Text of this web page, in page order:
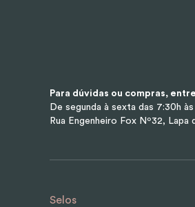
Para dúvidas ou compras,
De segunda à sexta das 7:30h
Rua Engenheiro Fox Nº32,
Selos